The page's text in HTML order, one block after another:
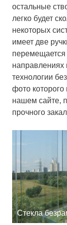
остальные
легко будет
некоторых
имеет две
технологии
фото
нашем сайте,
прочного
Стекла